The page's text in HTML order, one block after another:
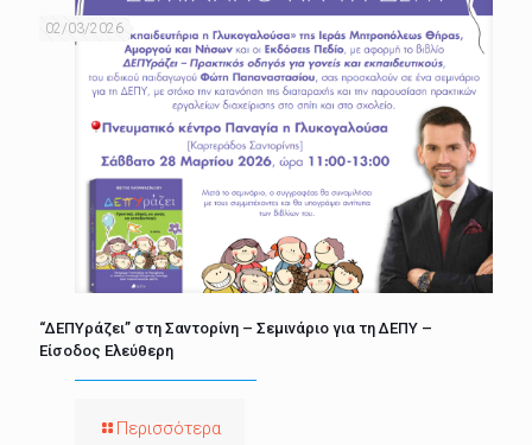
02/03/2026
“ΔΕΠΥράζει” στη Σαντορίνη – Σεμινάριο για τη ΔΕΠΥ –
Είσοδος Ελεύθερη
Περισσότερα